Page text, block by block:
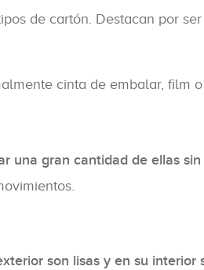
de cartón. Destacan por ser
cinta de embalar, film
una gran cantidad de ellas
son lisas y en su